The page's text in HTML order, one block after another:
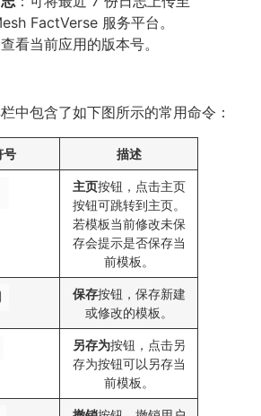
FactVerse 服务平台。
查看当前应用的版本号。
中包含了如下图所示的常用命令：
号 描述
主页按钮，点击主页
按钮可跳转到主页。
若模板当前修改未保
存会提示是否保存当
前模板。
保存按钮，保存新建
或修改的模板。
另存为按钮，点击另
存为按钮可以另存当
前模板。